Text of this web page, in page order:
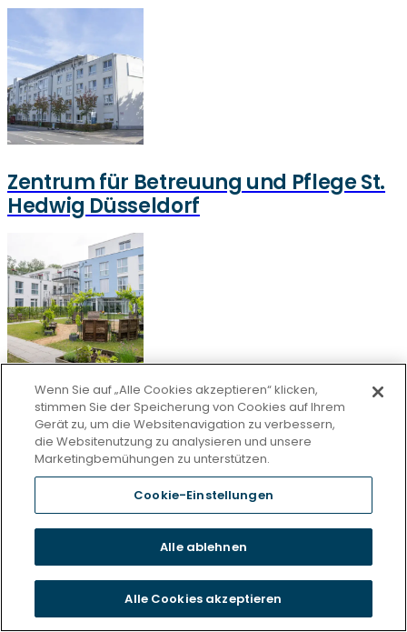
Zentrum für Betreuung und Pflege St.
Hedwig Düsseldorf
Zentrum für Betreuung und Pflege
Emmerich am Rhein
Wenn Sie auf „Alle Cookies akzeptieren“ klicken,
stimmen Sie der Speicherung von Cookies auf Ihrem
Gerät zu, um die Websitenavigation zu verbessern,
die Websitenutzung zu analysieren und unsere
Marketingbemühungen zu unterstützen.
Cookie-Einstellungen
Alle ablehnen
Alle Cookies akzeptieren